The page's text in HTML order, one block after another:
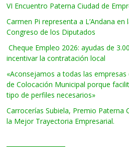
VI Encuentro Paterna Ciudad de
Carmen Pi representa a L’Andana
Congreso de los Diputados
Cheque Empleo 2026: ayudas de
incentivar la contratación local
«Aconsejamos a todas las
de Colocación Municipal porque
tipo de perfiles necesarios»
Carrocerías Subiela, Premio Paterna
la Mejor Trayectoria Empresarial.